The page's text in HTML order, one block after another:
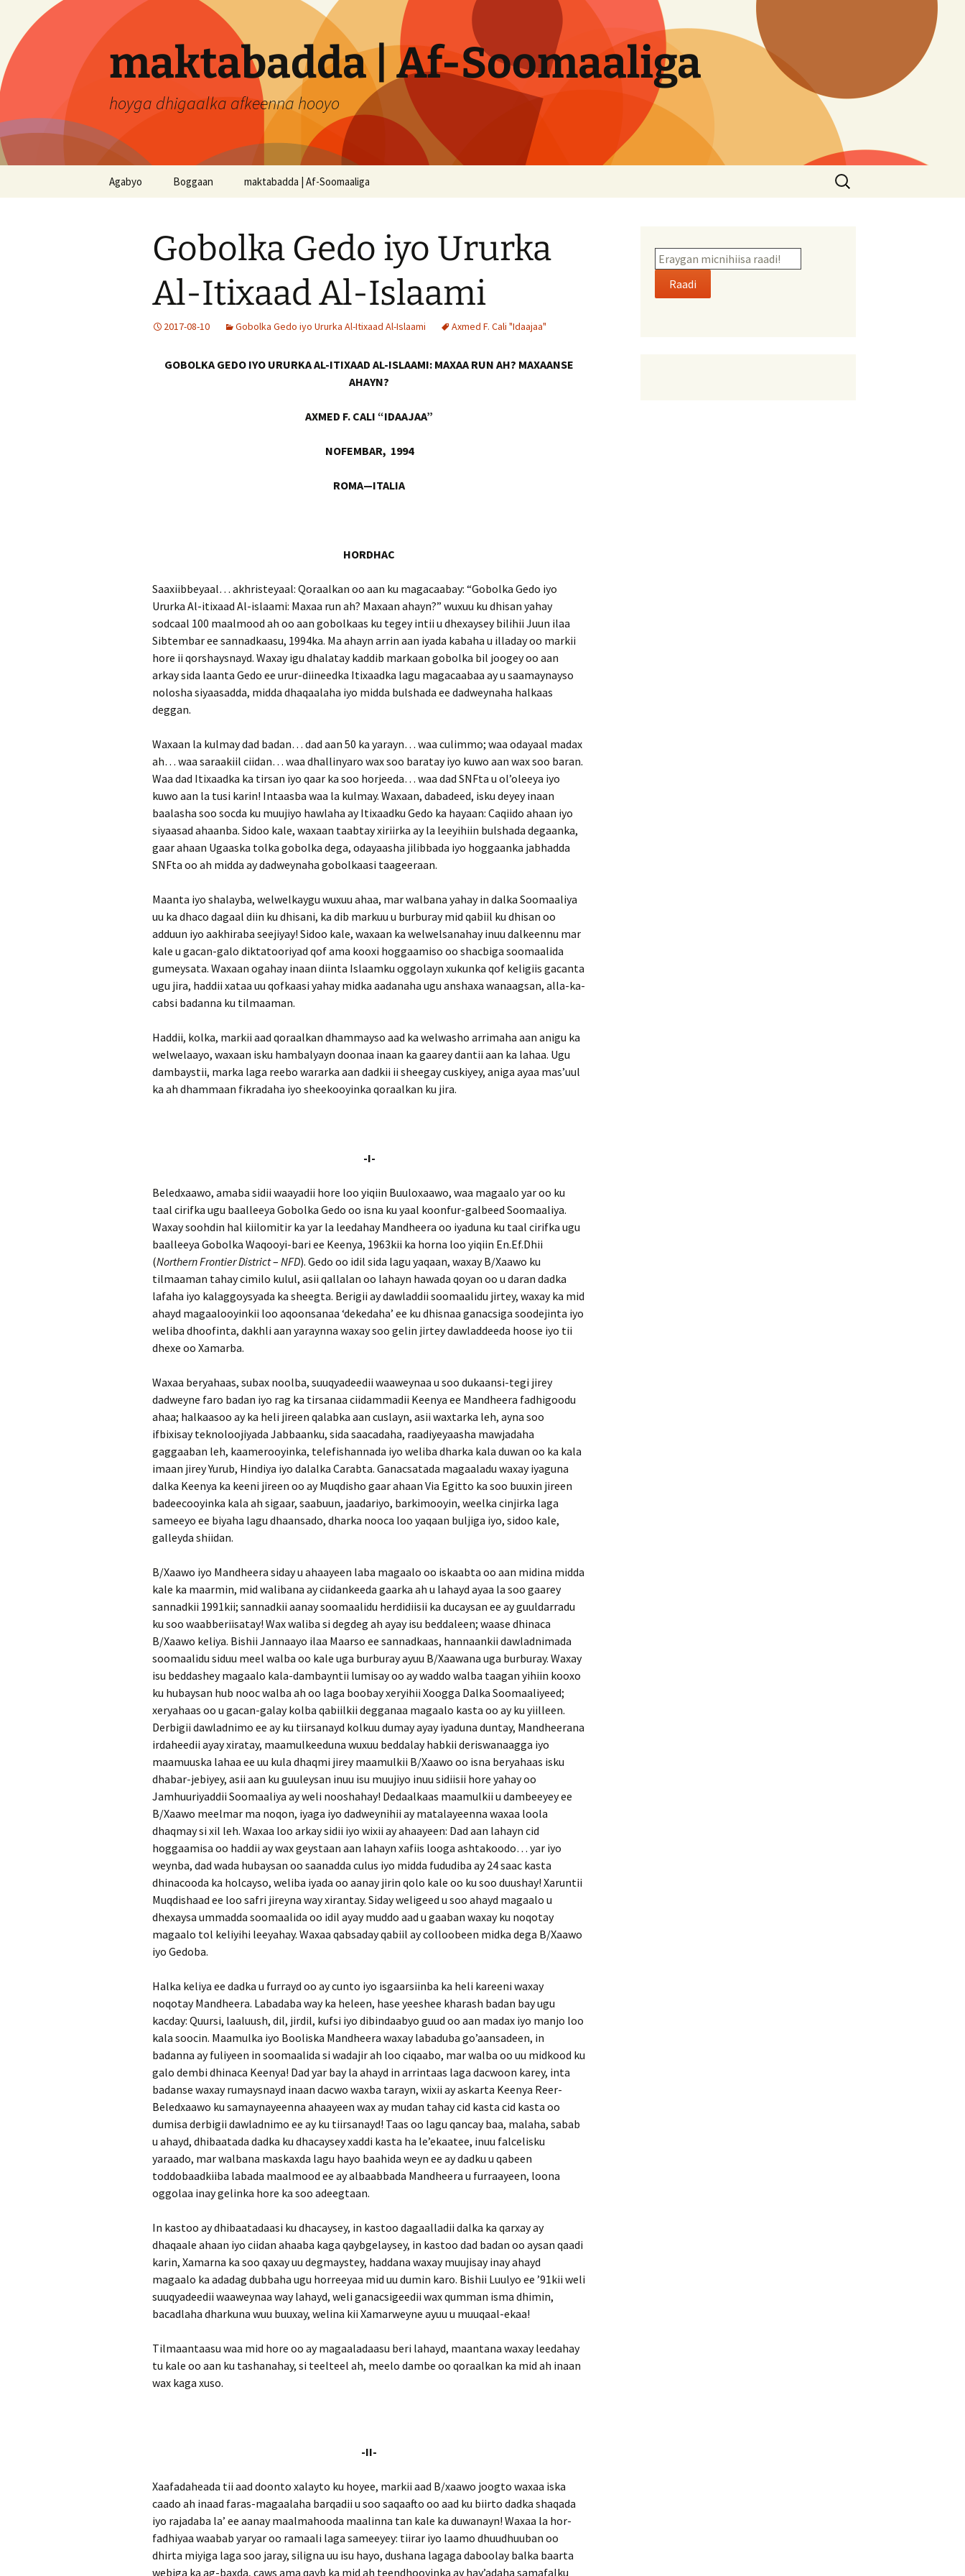
content
maktabadda | Af-Soomaaliga
hoyga dhigaalka afkeenna hooyo
Agabyo Boggaan maktabadda | Af-Soomaaliga
Search
for:
Gobolka Gedo iyo Ururka
Al-Itixaad Al-Islaami
2017-08-10 Gobolka Gedo iyo Ururka Al-Itixaad Al-Islaami Axmed F. Cali "Idaajaa"
GOBOLKA GEDO IYO URURKA AL-ITIXAAD AL-ISLAAMI: MAXAA RUN AH? MAXAANSE
AHAYN?
AXMED F. CALI “IDAAJAA”
NOFEMBAR, 1994
ROMA—ITALIA
HORDHAC
Saaxiibbeyaal… akhristeyaal: Qoraalkan oo aan ku magacaabay: “Gobolka Gedo iyo
Ururka Al-itixaad Al-islaami: Maxaa run ah? Maxaan ahayn?” wuxuu ku dhisan yahay
sodcaal 100 maalmood ah oo aan gobolkaas ku tegey intii u dhexaysey bilihii Juun ilaa
Sibtembar ee sannadkaasu, 1994ka. Ma ahayn arrin aan iyada kabaha u illaday oo markii
hore ii qorshaysnayd. Waxay igu dhalatay kaddib markaan gobolka bil joogey oo aan
arkay sida laanta Gedo ee urur-diineedka Itixaadka lagu magacaabaa ay u saamaynayso
nolosha siyaasadda, midda dhaqaalaha iyo midda bulshada ee dadweynaha halkaas
deggan.
Waxaan la kulmay dad badan… dad aan 50 ka yarayn… waa culimmo; waa odayaal madax
ah… waa saraakiil ciidan… waa dhallinyaro wax soo baratay iyo kuwo aan wax soo baran.
Waa dad Itixaadka ka tirsan iyo qaar ka soo horjeeda… waa dad SNFta u ol’oleeya iyo
kuwo aan la tusi karin! Intaasba waa la kulmay. Waxaan, dabadeed, isku deyey inaan
baalasha soo socda ku muujiyo hawlaha ay Itixaadku Gedo ka hayaan: Caqiido ahaan iyo
siyaasad ahaanba. Sidoo kale, waxaan taabtay xiriirka ay la leeyihiin bulshada degaanka,
gaar ahaan Ugaaska tolka gobolka dega, odayaasha jilibbada iyo hoggaanka jabhadda
SNFta oo ah midda ay dadweynaha gobolkaasi taageeraan.
Maanta iyo shalayba, welwelkaygu wuxuu ahaa, mar walbana yahay in dalka Soomaaliya
uu ka dhaco dagaal diin ku dhisani, ka dib markuu u burburay mid qabiil ku dhisan oo
adduun iyo aakhiraba seejiyay! Sidoo kale, waxaan ka welwelsanahay inuu dalkeennu mar
kale u gacan-galo diktatooriyad qof ama kooxi hoggaamiso oo shacbiga soomaalida
gumeysata. Waxaan ogahay inaan diinta Islaamku oggolayn xukunka qof keligiis gacanta
ugu jira, haddii xataa uu qofkaasi yahay midka aadanaha ugu anshaxa wanaagsan, alla-ka-
cabsi badanna ku tilmaaman.
Haddii, kolka, markii aad qoraalkan dhammayso aad ka welwasho arrimaha aan anigu ka
welwelaayo, waxaan isku hambalyayn doonaa inaan ka gaarey dantii aan ka lahaa. Ugu
dambaystii, marka laga reebo wararka aan dadkii ii sheegay cuskiyey, aniga ayaa mas’uul
ka ah dhammaan fikradaha iyo sheekooyinka qoraalkan ku jira.
-I-
Beledxaawo, amaba sidii waayadii hore loo yiqiin Buuloxaawo, waa magaalo yar oo ku
taal cirifka ugu baalleeya Gobolka Gedo oo isna ku yaal koonfur-galbeed Soomaaliya.
Waxay soohdin hal kiilomitir ka yar la leedahay Mandheera oo iyaduna ku taal cirifka ugu
baalleeya Gobolka Waqooyi-bari ee Keenya, 1963kii ka horna loo yiqiin En.Ef.Dhii
(Northern Frontier District– NFD). Gedo oo idil sida lagu yaqaan, waxay B/Xaawo ku
tilmaaman tahay cimilo kulul, asii qallalan oo lahayn hawada qoyan oo u daran dadka
lafaha iyo kalaggoysyada ka sheegta. Berigii ay dawladdii soomaalidu jirtey, waxay ka mid
ahayd magaalooyinkii loo aqoonsanaa ‘dekedaha’ ee ku dhisnaa ganacsiga soodejinta iyo
weliba dhoofinta, dakhli aan yaraynna waxay soo gelin jirtey dawladdeeda hoose iyo tii
dhexe oo Xamarba.
Waxaa beryahaas, subax noolba, suuqyadeedii waaweynaa u soo dukaansi-tegi jirey
dadweyne faro badan iyo rag ka tirsanaa ciidammadii Keenya ee Mandheera fadhigoodu
ahaa; halkaasoo ay ka heli jireen qalabka aan cuslayn, asii waxtarka leh, ayna soo
ifbixisay teknoloojiyada Jabbaanku, sida saacadaha, raadiyeyaasha mawjadaha
gaggaaban leh, kaamerooyinka, telefishannada iyo weliba dharka kala duwan oo ka kala
imaan jirey Yurub, Hindiya iyo dalalka Carabta. Ganacsatada magaaladu waxay iyaguna
dalka Keenya ka keeni jireen oo ay Muqdisho gaar ahaan Via Egitto ka soo buuxin jireen
badeecooyinka kala ah sigaar, saabuun, jaadariyo, barkimooyin, weelka cinjirka laga
sameeyo ee biyaha lagu dhaansado, dharka nooca loo yaqaan buljiga iyo, sidoo kale,
galleyda shiidan.
B/Xaawo iyo Mandheera siday u ahaayeen laba magaalo oo iskaabta oo aan midina midda
kale ka maarmin, mid walibana ay ciidankeeda gaarka ah u lahayd ayaa la soo gaarey
sannadkii 1991kii; sannadkii aanay soomaalidu herdidiisii ka ducaysan ee ay guuldarradu
ku soo waabberiisatay! Wax waliba si degdeg ah ayay isu beddaleen; waase dhinaca
B/Xaawo keliya. Bishii Jannaayo ilaa Maarso ee sannadkaas, hannaankii dawladnimada
soomaalidu siduu meel walba oo kale uga burburay ayuu B/Xaawana uga burburay. Waxay
isu beddashey magaalo kala-dambayntii lumisay oo ay waddo walba taagan yihiin kooxo
ku hubaysan hub nooc walba ah oo laga boobay xeryihii Xoogga Dalka Soomaaliyeed;
xeryahaas oo u gacan-galay kolba qabiilkii degganaa magaalo kasta oo ay ku yiilleen.
Derbigii dawladnimo ee ay ku tiirsanayd kolkuu dumay ayay iyaduna duntay, Mandheerana
irdaheedii ayay xiratay, maamulkeeduna wuxuu beddalay habkii deriswanaagga iyo
maamuuska lahaa ee uu kula dhaqmi jirey maamulkii B/Xaawo oo isna beryahaas isku
dhabar-jebiyey, asii aan ku guuleysan inuu isu muujiyo inuu sidiisii hore yahay oo
Jamhuuriyaddii Soomaaliya ay weli nooshahay! Dedaalkaas maamulkii u dambeeyey ee
B/Xaawo meelmar ma noqon, iyaga iyo dadweynihii ay matalayeenna waxaa loola
dhaqmay si xil leh. Waxaa loo arkay sidii iyo wixii ay ahaayeen: Dad aan lahayn cid
hoggaamisa oo haddii ay wax geystaan aan lahayn xafiis looga ashtakoodo… yar iyo
weynba, dad wada hubaysan oo saanadda culus iyo midda fududiba ay 24 saac kasta
dhinacooda ka holcayso, weliba iyada oo aanay jirin qolo kale oo ku soo duushay! Xaruntii
Muqdishaad ee loo safri jireyna way xirantay. Siday weligeed u soo ahayd magaalo u
dhexaysa ummadda soomaalida oo idil ayay muddo aad u gaaban waxay ku noqotay
magaalo tol keliyihi leeyahay. Waxaa qabsaday qabiil ay colloobeen midka dega B/Xaawo
iyo Gedoba.
Halka keliya ee dadka u furrayd oo ay cunto iyo isgaarsiinba ka heli kareeni waxay
noqotay Mandheera. Labadaba way ka heleen, hase yeeshee kharash badan bay ugu
kacday: Quursi, laaluush, dil, jirdil, kufsi iyo dibindaabyo guud oo aan madax iyo manjo loo
kala soocin. Maamulka iyo Booliska Mandheera waxay labaduba go’aansadeen, in
badanna ay fuliyeen in soomaalida si wadajir ah loo ciqaabo, mar walba oo uu midkood ku
galo dembi dhinaca Keenya! Dad yar bay la ahayd in arrintaas laga dacwoon karey, inta
badanse waxay rumaysnayd inaan dacwo waxba tarayn, wixii ay askarta Keenya Reer-
Beledxaawo ku samaynayeenna ahaayeen wax ay mudan tahay cid kasta cid kasta oo
dumisa derbigii dawladnimo ee ay ku tiirsanayd! Taas oo lagu qancay baa, malaha, sabab
u ahayd, dhibaatada dadka ku dhacaysey xaddi kasta ha le’ekaatee, inuu falcelisku
yaraado, mar walbana maskaxda lagu hayo baahida weyn ee ay dadku u qabeen
toddobaadkiiba labada maalmood ee ay albaabbada Mandheera u furraayeen, loona
oggolaa inay gelinka hore ka soo adeegtaan.
In kastoo ay dhibaatadaasi ku dhacaysey, in kastoo dagaalladii dalka ka qarxay ay
dhaqaale ahaan iyo ciidan ahaaba kaga qaybgelaysey, in kastoo dad badan oo aysan qaadi
karin, Xamarna ka soo qaxay uu degmaystey, haddana waxay muujisay inay ahayd
magaalo ka adadag dubbaha ugu horreeyaa mid uu dumin karo. Bishii Luulyo ee ’91kii weli
suuqyadeedii waaweynaa way lahayd, weli ganacsigeedii wax qumman isma dhimin,
bacadlaha dharkuna wuu buuxay, welina kii Xamarweyne ayuu u muuqaal-ekaa!
Tilmaantaasu waa mid hore oo ay magaaladaasu beri lahayd, maantana waxay leedahay
tu kale oo aan ku tashanahay, si teelteel ah, meelo dambe oo qoraalkan ka mid ah inaan
wax kaga xuso.
-II-
Xaafadaheada tii aad doonto xalayto ku hoyee, markii aad B/xaawo joogto waxaa iska
caado ah inaad faras-magaalaha barqadii u soo saqaafto oo aad ku biirto dadka shaqada
iyo rajadaba la’ ee aanay maalmahooda maalinna tan kale ka duwanayn! Waxaa la hor-
fadhiyaa waabab yaryar oo ramaali laga sameeyey: tiirar iyo laamo dhuudhuuban oo
dhirta miyiga laga soo jaray, siligna uu isu hayo, dushana lagaga daboolay balka baarta
webiga ka ag-baxda, caws ama qayb ka mid ah teendhooyinka ay hay’adaha samafalku
Raadi